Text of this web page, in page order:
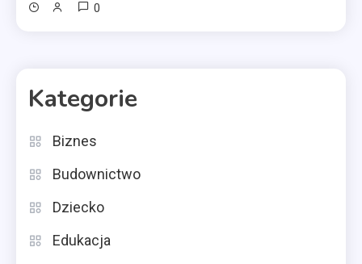
0
Kategorie
Biznes
Budownictwo
Dziecko
Edukacja